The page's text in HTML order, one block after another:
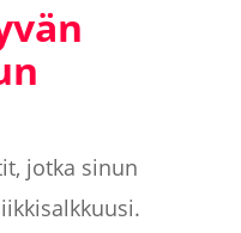
jotka sinun